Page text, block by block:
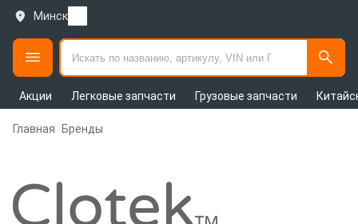
Минск
Акции Легковые запчасти Грузовые запчасти
Главная Бренды